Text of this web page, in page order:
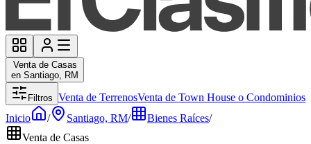
Venta de Casas
en Santiago, RM
Filtros Venta de TerrenosVenta de Town House o Condominios
Inicio
/ Santiago, RM/ Bienes Raíces/
Venta de Casas